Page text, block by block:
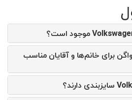
برای خانم‌ها و آقایان مناسب